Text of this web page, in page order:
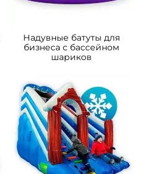
Надувные батуты для
бизнеса с бассейном
шариков